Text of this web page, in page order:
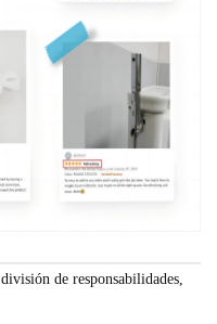
de responsabilidades,